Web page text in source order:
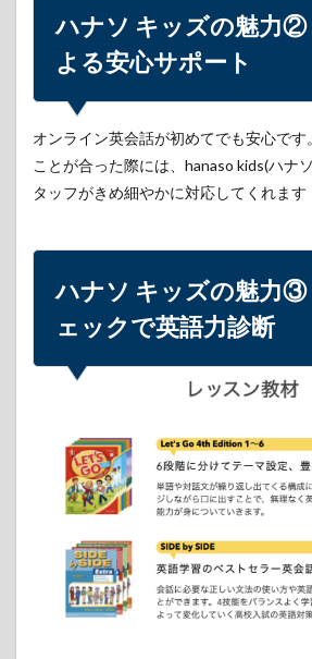
英語
力診
断
4
ソ
キッ
ズの
魅力
合わ
せて
リク
エス
キッズ
の魅力
⑤：利
用満足
91.7％
6
ハナ
キッ
ハナソ キッズの魅力②
よる安心サポート
オンライン英会話が初めてでも安心で
ことが合った際には、hanaso kids(ハナ
タッフがきめ細やかに対応してくれます
ハナソ キッズの魅力③
ェックで英語力診断